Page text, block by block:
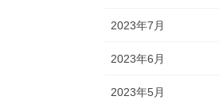
2023年7月
2023年6月
2023年5月